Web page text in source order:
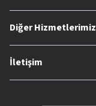
Diğer Hizmetlerimiz
İletişim